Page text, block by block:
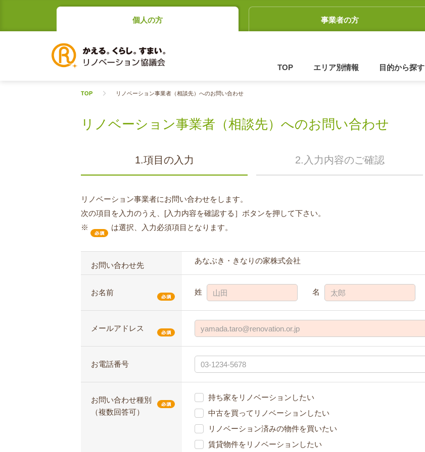
個人の方 事業者の方
TOP エリア別情報 目的から探す
TOP リノベーション事業者（相談先）へのお問い合わせ
リノベーション事業者（相談先）へのお問い合わせ
1.項目の入力 2.入力内容のご確認
リノベーション事業者にお問い合わせをします。
次の項目を入力のうえ、[入力内容を確認する］ボタンを押して下さい。
※
は選択、入力必須項目となります。
お問い合わせ先
あなぶき・きなりの家株式会社
お名前 姓 名
メールアドレス
お電話番号
お問い合わせ種別
（複数回答可）
持ち家をリノベーションしたい
中古を買ってリノベーションしたい
リノベーション済みの物件を買いたい
賃貸物件をリノベーションしたい